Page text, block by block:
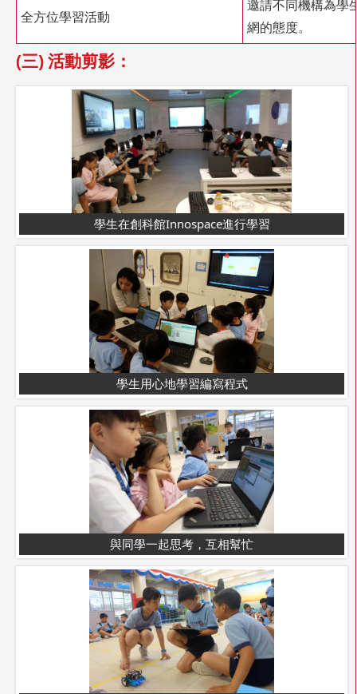
全方位學習活動
邀請不同機構為學
網的態度。
(三) 活動剪影：
學生在創科館Innospace進行學習
學生用心地學習編寫程式
與同學一起思考，互相幫忙